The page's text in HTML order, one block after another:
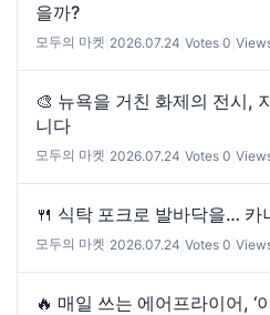
을까?
모두의 마켓 2026.07.24 Votes 0
🎨 뉴욕을 거친 화제의 전시,
니다
모두의 마켓 2026.07.24 Votes 0
🍴 식탁 포크로 발바닥을… 카
모두의 마켓 2026.07.24 Votes 0
🔥 매일 쓰는 에어프라이어, ‘